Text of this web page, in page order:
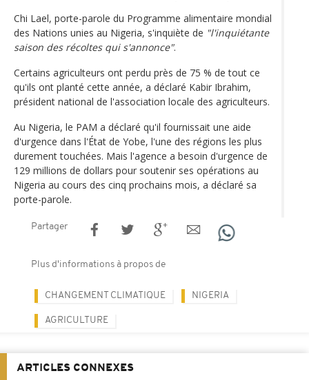
Chi Lael, porte-parole du Programme alimentaire mondial
des Nations unies au Nigeria, s'inquiète de "l'inquiétante
saison des récoltes qui s'annonce".
Certains agriculteurs ont perdu près de 75 % de tout ce
qu'ils ont planté cette année, a déclaré Kabir Ibrahim,
président national de l'association locale des agriculteurs.
Au Nigeria, le PAM a déclaré qu'il fournissait une aide
d'urgence dans l'État de Yobe, l'une des régions les plus
durement touchées. Mais l'agence a besoin d'urgence de
129 millions de dollars pour soutenir ses opérations au
Nigeria au cours des cinq prochains mois, a déclaré sa
porte-parole.
Partager
Plus d'informations à propos de
CHANGEMENT CLIMATIQUE NIGERIA
AGRICULTURE
ARTICLES CONNEXES